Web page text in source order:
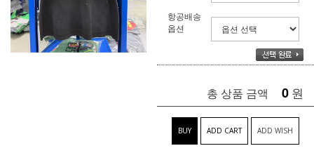
항공배송
옵션
총 상품 금액 0 원
BUY ADD CART ADD WISH